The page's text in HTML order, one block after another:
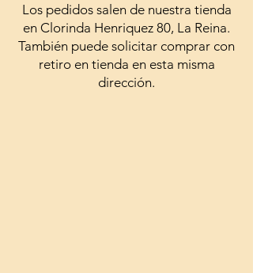
Los pedidos salen de nuestra tienda
en Clorinda Henriquez 80, La Reina.
También puede solicitar comprar con
retiro en tienda en esta misma
dirección.